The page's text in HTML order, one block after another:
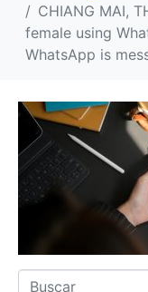
CHIANG MAI,
female using
WhatsApp is